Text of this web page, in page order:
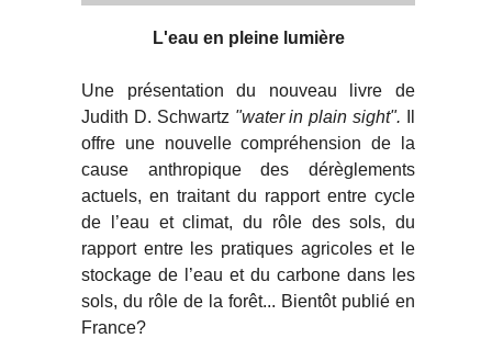
L'eau en pleine lumière
Une présentation du nouveau livre de
Judith D. Schwartz "water in plain sight".
offre une nouvelle compréhension de la
cause anthropique des dérèglements
actuels, en traitant du rapport entre cycle
de l’eau et climat, du rôle des sols, du
rapport entre les pratiques agricoles et le
stockage de l’eau et du carbone dans les
sols, du rôle de la forêt... Bientôt publié en
France?